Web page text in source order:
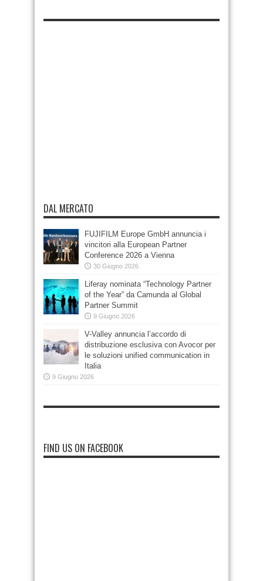
DAL MERCATO
FUJIFILM Europe GmbH annuncia i
vincitori alla European Partner
Conference 2026 a Vienna
30 Giugno 2026
Liferay nominata “Technology Partner
of the Year” da Camunda al Global
Partner Summit
9 Giugno 2026
V-Valley annuncia l’accordo di
distribuzione esclusiva con Avocor per
le soluzioni unified communication in
Italia
9 Giugno 2026
FIND US ON FACEBOOK